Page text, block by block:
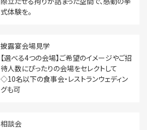
式体験を。
披露宴会場見学
【選べる4つの会場】ご希望のイメージやご招
待人数にぴったりの会場をセレクトして
◇10名以下の食事会・レストランウェディン
グも可
相談会